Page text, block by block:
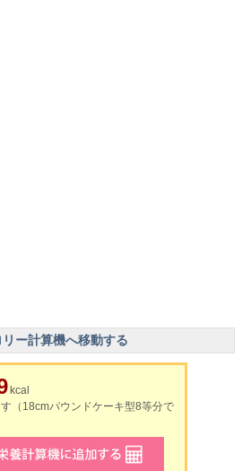
ー計算機へ移動する
kcal
（18cmパウンドケーキ型8等分で